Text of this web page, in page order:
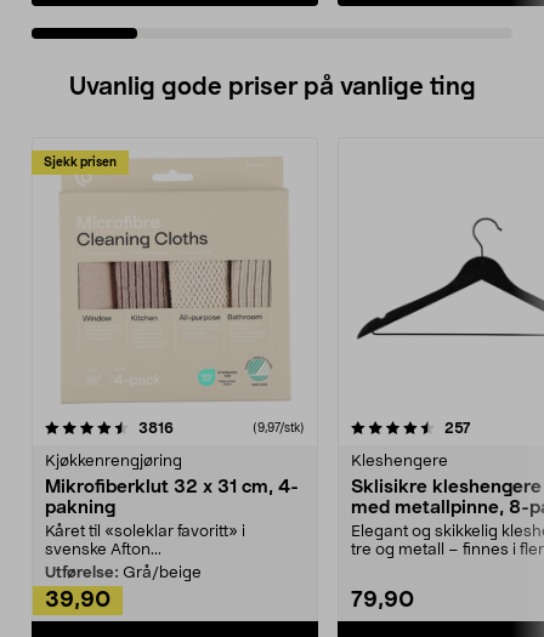
Uvanlig gode priser på vanlige ting
Sjekk prisen
3816anmeldelser(9,97/stk)
Kjøkkenrengjøring
Mikrofiberklut 32 x 31 cm, 4-
pakning
Kåret til «soleklar favoritt» i
svenske Afton...
Utførelse: Grå/beige
39,90
4.5av 5 stjerner 257
Kleshengere
Sklisikre
med metallpinne, 8-
Elegant og skikkelig
tre og metall – finnes i
79,90
4.5av 5 stjerner